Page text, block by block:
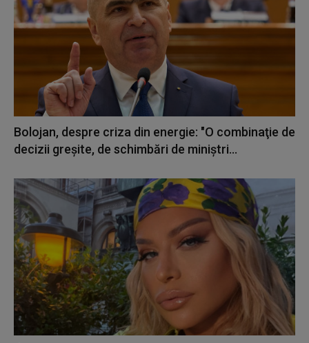
Bolojan, despre criza din energie: "O combinaţie de
decizii greşite, de schimbări de miniştri...